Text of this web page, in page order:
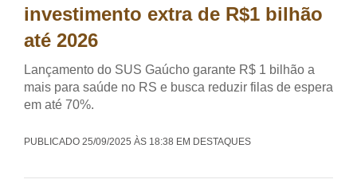
investimento extra de R$1 bilhão
até 2026
Lançamento do SUS Gaúcho garante R$ 1 bilhão a
mais para saúde no RS e busca reduzir filas de espera
em até 70%.
PUBLICADO 25/09/2025 ÀS 18:38 EM DESTAQUES